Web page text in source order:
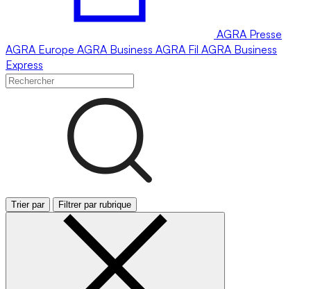
AGRA Presse
AGRA Europe AGRA Business AGRA Fil AGRA Business
Express
Trier par Filtrer par rubrique